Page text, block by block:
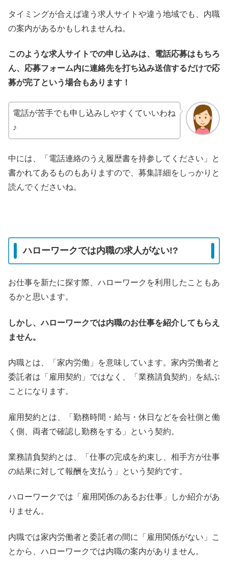
タイミングが合えば違う求人サイトや違う地域でも、内職
の案内があるかもしれませんね。
このような求人サイトでの申し込みは、電話応募はもちろ
ん、応募フォーム内に連絡先を打ち込み送信するだけで応
募が完了という場合もあります！
電話が苦手でも申し込みしやすくていいわね
♪
中には、「電話連絡のうえ履歴書を持参してください」と
書かれてあるものもありますので、募集詳細をしっかりと
読んでくださいね。
ハローワークでは内職の求人がない!?
お仕事を新たに探す際、ハローワークを利用したこともあ
るかと思います。
しかし、ハローワークでは内職のお仕事を紹介してもらえ
ません。
内職とは、「家内労働」を意味しています。家内労働者と
委託者は「雇用契約」ではなく、「業務請負契約」を結ぶ
ことになります。
雇用契約とは、「勤務時間・給与・休日などを会社側と働
く側、両者で確認し勤務をする」という契約。
業務請負契約とは、「仕事の完成を約束し、相手方が仕事
の結果に対して報酬を支払う」という契約です。
ハローワークでは「雇用関係のあるお仕事」しか紹介があ
りません。
内職では家内労働者と委託者の間に「雇用関係がない」こ
とから、ハローワークでは内職の案内がありません。